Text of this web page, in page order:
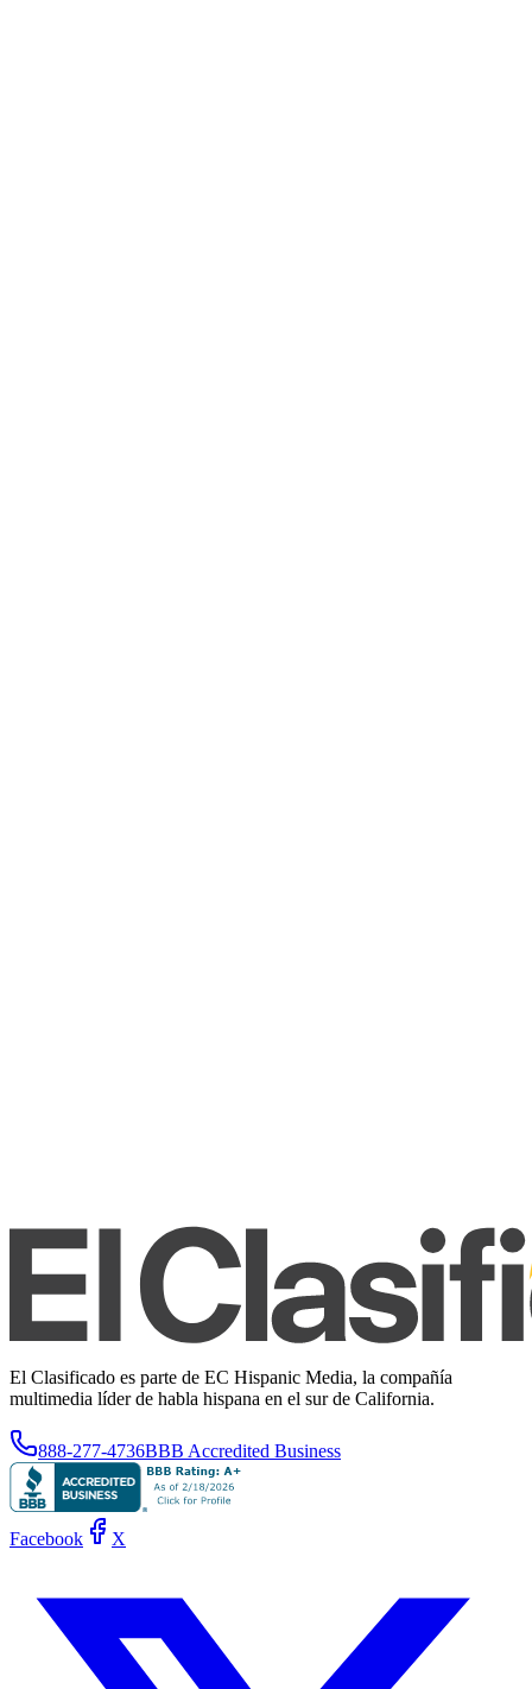
El Clasificado es parte de EC Hispanic Media, la compañía
multimedia líder de habla hispana en el sur de California.
888-277-4736BBB Accredited Business
Facebook X